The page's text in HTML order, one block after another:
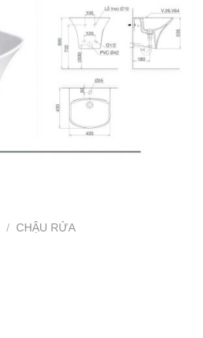
Wishlist
/ CHẬU RỬA